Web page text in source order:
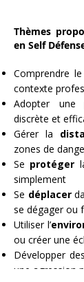
Thèmes
en Self
Comprendre le
contexte
Adopter une
discrète et
Gérer la
zones de
Se protéger
simplement
Se déplacer
se dégager ou
Utiliser l’
ou créer une
Développer des
une agression